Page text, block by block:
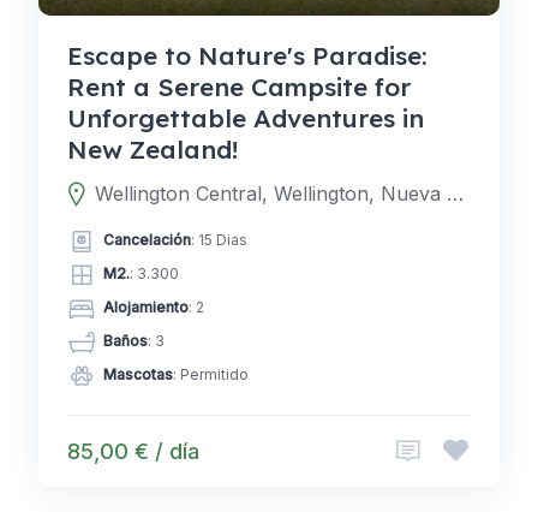
Escape to Nature's Paradise:
Rent a Serene Campsite for
Unforgettable Adventures in
New Zealand!
Wellington Central, Wellington, Nueva Zelanda
Cancelación: 15 Dias
M2.: 3.300
Alojamiento: 2
Baños: 3
Mascotas: Permitido
85,00 € / día